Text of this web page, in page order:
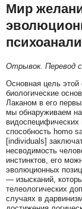
Мир
Отрывок. Перевод с
Основная цель этой
биологические
Лаканом в его
мы обнаруживаем
способность homo
[individuals]
несводимость
инстинктов, его
эволюционных
— изысканий,
телеологических
случаях в